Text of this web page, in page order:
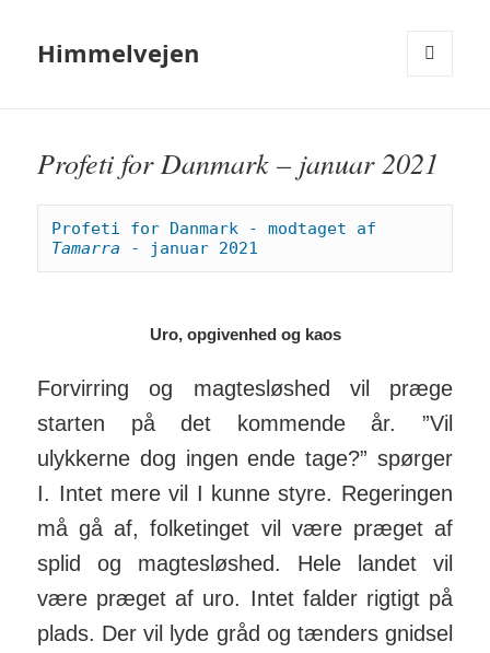
Himmelvejen
Profeti for Danmark – januar 2021
Tamarra - januar 2021
Uro, opgivenhed og kaos
Forvirring og magtes­løs­hed vil præge
starten på det kom­mende år. ”Vil
ulykkerne dog ingen ende tage?” spørger
I. Intet mere vil I kunne styre. Reger­ingen
må gå af, folke­tinget vil være præget af
splid og magtes­løshed. Hele landet vil
være præget af uro. Intet falder rigtigt på
plads. Der vil lyde gråd og tænders gnidsel